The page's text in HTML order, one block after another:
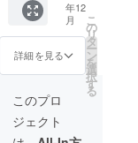
欄にご
記入く
ださい
ませ。
が、こ
ちらの
状況を
ご理解
してい
ただい
た上で
のご支
援をお
願いい
り、お
なか
いっぱ
いに
なって
もらい
たい。
その想
いを込
めたリ
事情等
で難し
い方々
のため
に、
様々な
企業や
人々の
協力の
元、 本
り4000
円お
得】 ※1
コ
マ...25
分間
※開講時
間...9:0
0 -
22:00
年12
月
詳細を見る
こ
の
リ
タ
ー
ン
を
選
択
す
る
このプロ
ジェクト